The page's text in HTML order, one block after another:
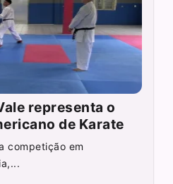
representa o
de Karate
competição em